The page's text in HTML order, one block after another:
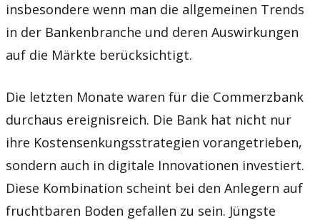
insbesondere wenn man die allgemeinen Trends
in der Bankenbranche und deren Auswirkungen
auf die Märkte berücksichtigt.
Die letzten Monate waren für die Commerzbank
durchaus ereignisreich. Die Bank hat nicht nur
ihre Kostensenkungsstrategien vorangetrieben,
sondern auch in digitale Innovationen investiert.
Diese Kombination scheint bei den Anlegern auf
fruchtbaren Boden gefallen zu sein. Jüngste